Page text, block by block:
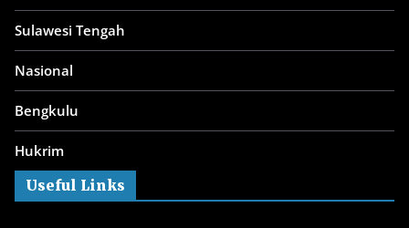
Sulawesi Tengah
Nasional
Bengkulu
Hukrim
Useful Links